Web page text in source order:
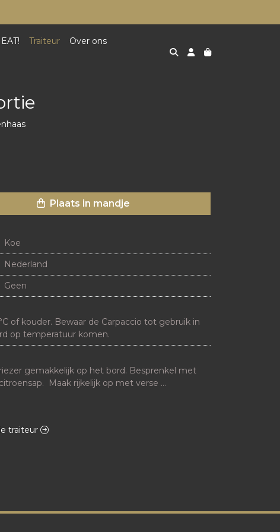
Traiteur Over ons
Plaats in mandje
Koe
Nederland
Geen
of kouder. Bewaar de Carpaccio tot gebruik in
op temperatuur komen.
gemakkelijk op het bord. Besprenkel met
Maak rijkelijk op met verse
geroosterde pijnboompitten zontomaat of
traiteur